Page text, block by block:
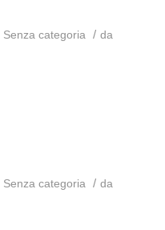
Senza categoria / da
Senza categoria / da